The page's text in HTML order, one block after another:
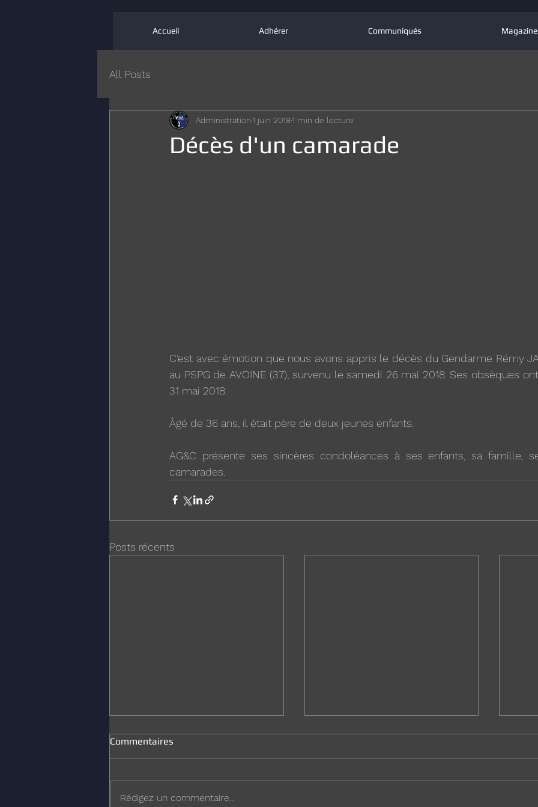
Accueil Adhérer Communiqués
All Posts
Décès d'un camarade
Administration 1 juin 20181 min de lecture
C’est avec émotion que nous avons appris le décès du Gendarme Rémy
au PSPG de AVOINE (37), survenu le samedi 26 mai 2018. Ses obsèques
31 mai 2018.
Âgé de 36 ans, il était père de deux jeunes enfants.
AG&C présente ses sincères condoléances à ses enfants, sa famille,
camarades.
Posts récents
Joyeux Noël
Commentaires
Rédigez un commentaire...